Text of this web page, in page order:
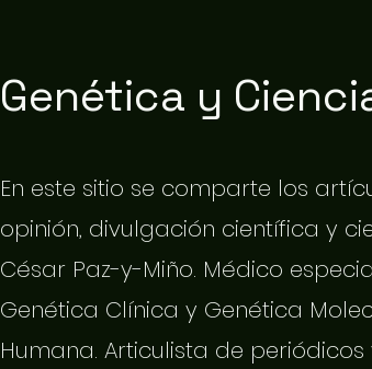
Genética y
En este sitio se comparte los
opinión, divulgación científica y
César Paz-y-Miño. Médico
Genética Clínica y Genética
Humana. Articulista de periódicos